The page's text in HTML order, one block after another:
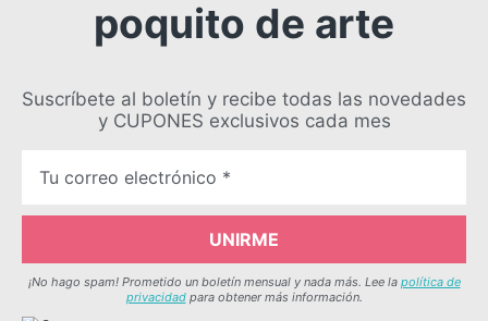
poquito de arte
Suscríbete al boletín y recibe todas las novedades
y CUPONES exclusivos cada mes
¡No hago spam! Prometido un boletín mensual y nada más. Lee la política de
privacidadpara obtener más información.